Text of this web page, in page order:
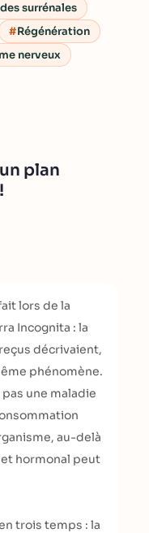
plan
lors de la
Incognita : la
décrivaient,
phénomène.
pas une maladie
au-delà
hormonal peut
trois temps : la
surrénales
Régénération
nerveux